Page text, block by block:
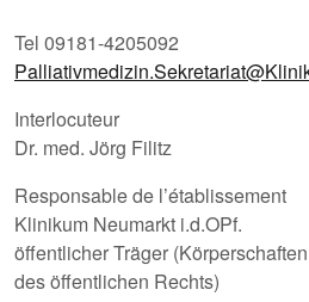
Tel 09181-4205092
Interlocuteur
Dr. med. Jörg Filitz
Responsable de l’établissement
Klinikum Neumarkt i.d.OPf.
öffentlicher Träger
des öffentlichen Rechts)